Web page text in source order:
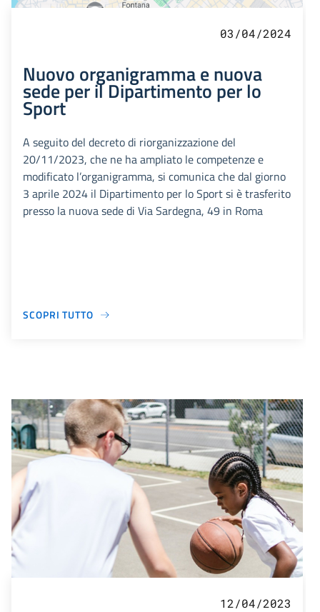
03/04/2024
Nuovo organigramma e nuova
sede per il Dipartimento per lo
Sport
A seguito del decreto di riorganizzazione del
20/11/2023, che ne ha ampliato le competenze e
modificato l’organigramma, si comunica che dal giorno
3 aprile 2024 il Dipartimento per lo Sport si è trasferito
presso la nuova sede di Via Sardegna, 49 in Roma
SCOPRI TUTTO
12/04/2023